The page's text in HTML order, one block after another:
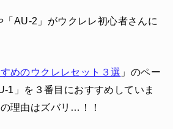
AU-2」がウクレレ初心者さんに
めのウクレレセット３選 」のペー
1」を３番目におすすめしていま
理由はズバリ…！！